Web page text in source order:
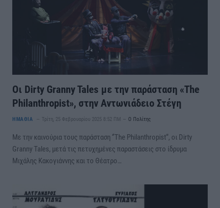
Οι Dirty Granny Tales με την παράσταση «The
Philanthropist», στην Αντωνιάδειο Στέγη
ΗΜΑΘΙΑ Τρίτη, 25 Φεβρουαρίου 2025 8:52 ΠΜ Ο Πολίτης
Mε την καινούρια τους παράσταση ‘’The Philanthropist“, οι Dirty
Granny Tales, μετά τις πετυχημένες παραστάσεις στο ίδρυμα
Μιχάλης Κακογιάννης και το Θέατρο…